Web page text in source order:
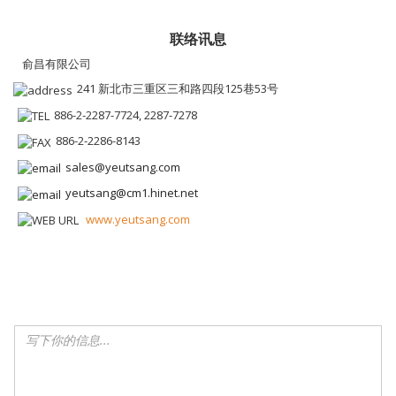
联络讯息
俞昌有限公司
241 新北市三重区三和路四段125巷53号
886-2-2287-7724, 2287-7278
886-2-2286-8143
sales@yeutsang.com
yeutsang@cm1.hinet.net
www.yeutsang.com